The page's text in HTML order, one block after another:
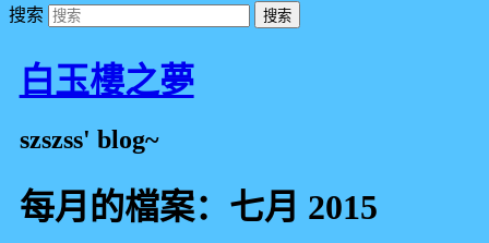
搜索
白玉樓之夢
szszss' blog~
每月的檔案： 七月 2015